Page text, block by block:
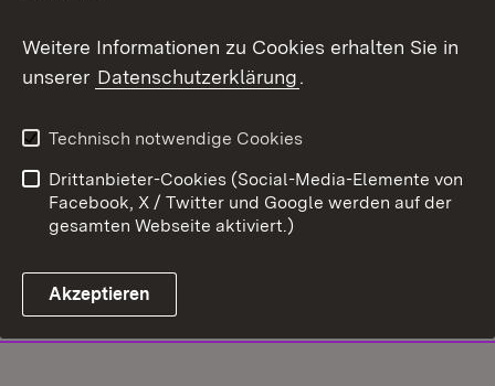
Weitere Informationen zu Cookies erhalten Sie in
unserer Datenschutzerklärung.
Technisch notwendige Cookies
Drittanbieter-Cookies (Social-Media-Elemente von
Facebook, X / Twitter und Google werden auf der
gesamten Webseite aktiviert.)
Akzeptieren